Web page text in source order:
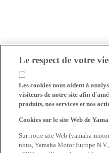
Le respect de votre
Les cookies nous aident à
visiteurs de notre site afin
produits, nos services et nos
Cookies sur le site Web de
Sur notre site Web (yamaha-
nous, Yamaha Motor Europe